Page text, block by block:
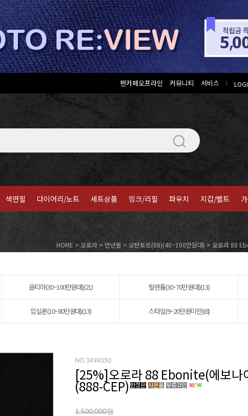
펜카페오프라인 커뮤니티 서비스 l
색연필 다이어리/노트 세트상품 잉크/리필 파우치 지갑/벨트
HOME > 오로라 > 만년필 > 오탄토트(88)(40~100만원대) > 오로라 88
옵티마(30~100만원대)(21) 탈렌튬(30~70만원대)(13)
입실론(10~80만원대)(13) 스타일(9~20만원미만)(8)
NO.3494350
[25%]오로라 88 Ebonite(에보나
(888-CEP)
1,500,000원